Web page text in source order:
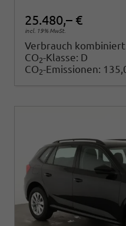
25.480,– €
incl. 19% MwSt.
Verbrauch
CO2-Klasse: D
CO2-Emissionen: